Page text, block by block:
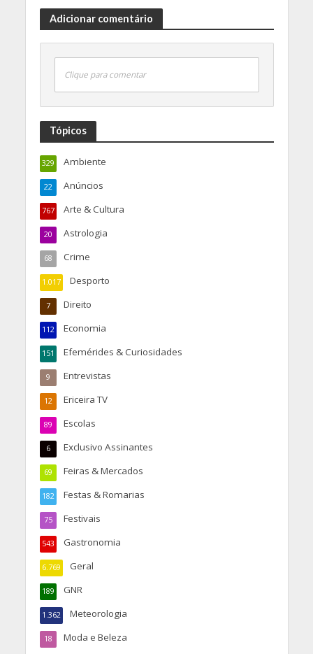
Adicionar comentário
Clique para comentar
Tópicos
Ambiente
329
Anúncios
22
Arte & Cultura
767
Astrologia
20
Crime
68
Desporto
1.017
Direito
7
Economia
112
Efemérides & Curiosidades
151
Entrevistas
9
Ericeira TV
12
Escolas
89
Exclusivo Assinantes
6
Feiras & Mercados
69
Festas & Romarias
182
Festivais
75
Gastronomia
543
Geral
6.769
GNR
189
Meteorologia
1.362
Moda e Beleza
18